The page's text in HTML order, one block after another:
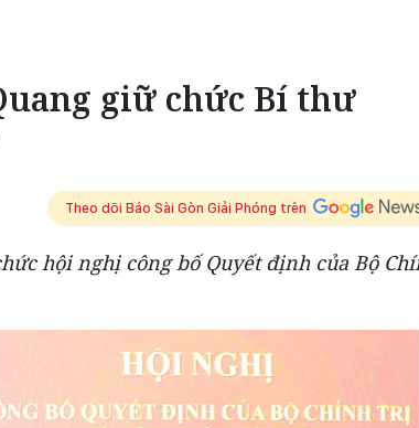
giữ chức Bí thư
Theo dõi Báo Sài Gòn Giải Phóng trên
hội nghị công bố Quyết định của Bộ